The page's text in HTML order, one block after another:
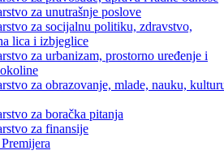
za privredu
za pravosuđe, upravu i radne odnose
za unutrašnje poslove
za socijalnu politiku, zdravstvo,
lica i izbjeglice
za urbanizam, prostorno uređenje i
za obrazovanje, mlade, nauku,